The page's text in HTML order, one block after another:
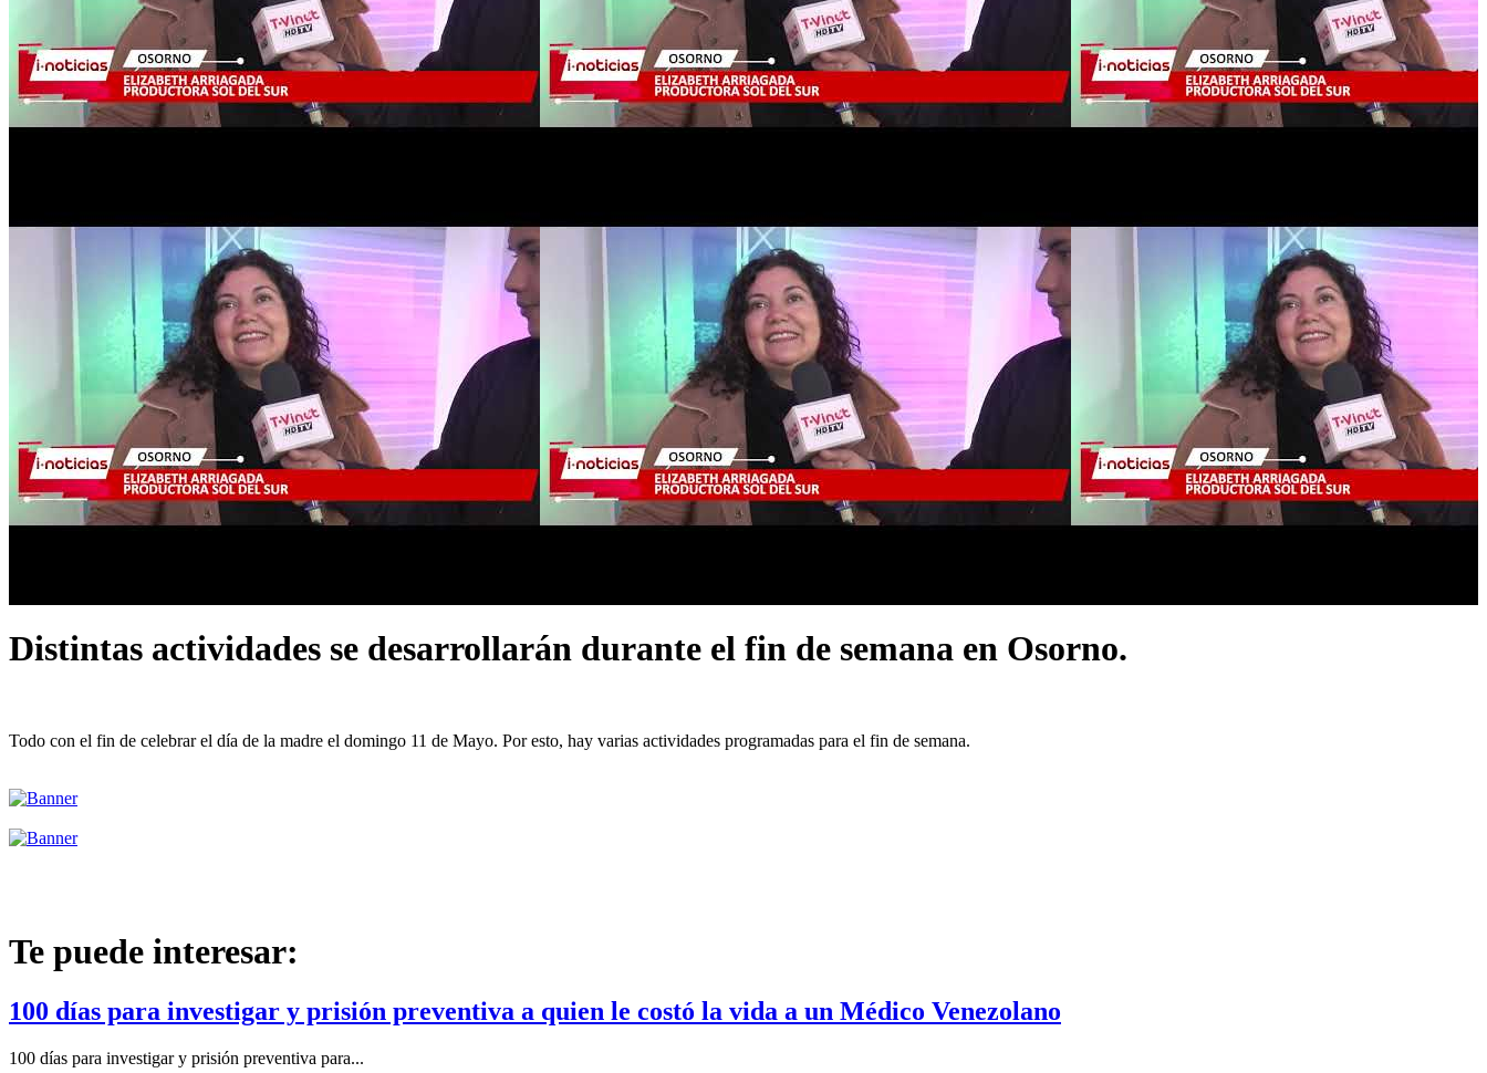
Distintas actividades se desarrollarán durante el fin de semana en Osorno.
Todo con el fin de celebrar el día de la madre el domingo 11 de Mayo. Por esto, hay varias actividades programadas para el fin de semana.
Te puede interesar:
100 días para investigar y prisión preventiva a quien le costó la vida a un Médico Venezolano
100 días para investigar y prisión preventiva para...